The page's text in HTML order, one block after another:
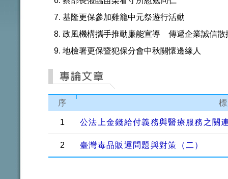
基隆更保參加雞籠中元祭遊行活動
政風機構攜手推動廉能宣導 傳遞企業誠信散
地檢署更保暨犯保分會中秋關懷邊緣人
序
1 公法上金錢給付義務與醫療服務之關
2 臺灣毒品販運問題與對策（二）